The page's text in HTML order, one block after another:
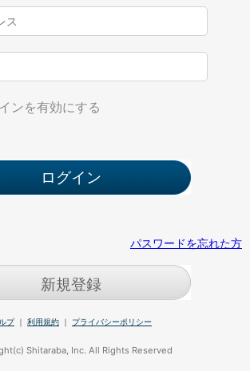
ンを有効にする
パスワードを忘れた方
新規登録
プ｜ 利用規約 ｜ プライバシーポリシー
Shitaraba, Inc. All Rights Reserved